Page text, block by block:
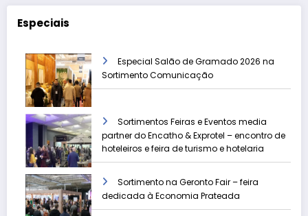
Especiais
Especial Salão de Gramado 2026 na
Sortimento Comunicação
Sortimentos Feiras e Eventos media
partner do Encatho & Exprotel – encontro de
hoteleiros e feira de turismo e hotelaria
Sortimento na Geronto Fair – feira
dedicada à Economia Prateada